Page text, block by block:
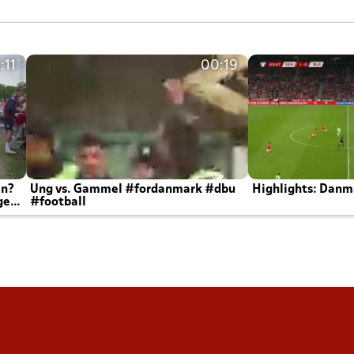
00:19
Ung vs. Gammel #fordanmark #dbu
#football
Highlights: